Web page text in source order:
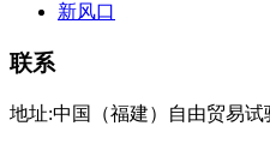
新风口
联系
地址:中国（福建）自由贸易